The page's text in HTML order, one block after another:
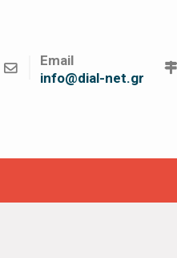
Email
info@dial-net.gr